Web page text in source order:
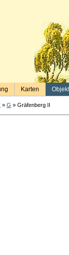
Karten
» G » Gräfenberg II